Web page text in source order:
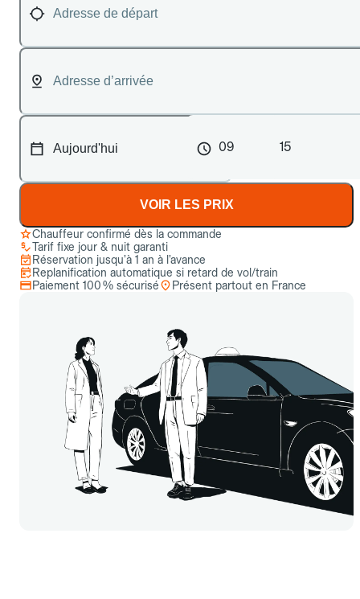
09 15
VOIR LES PRIX
Chauffeur confirmé dès la commande
Tarif fixe jour & nuit garanti
Réservation jusqu’à 1 an à l’avance
Replanification automatique si retard de vol/train
Paiement 100 % sécurisé
Présent partout en France